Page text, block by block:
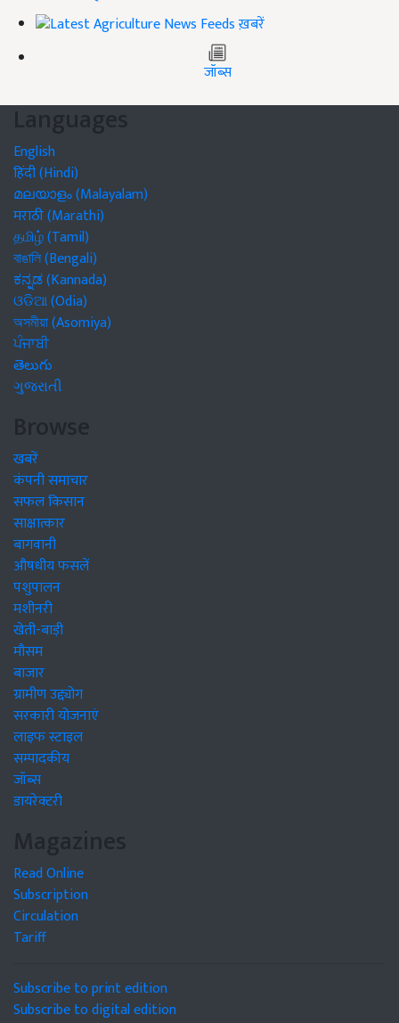
ख़बरें
जॉब्स
Languages
English
हिंदी (Hindi)
മലയാളം (Malayalam)
मराठी (Marathi)
தமிழ் (Tamil)
বাঙালি (Bengali)
ಕನ್ನಡ (Kannada)
ଓଡିଆ (Odia)
অসমীয়া (Asomiya)
ਪੰਜਾਬੀ
తెలుగు
ગુજરાતી
Browse
खबरें
कंपनी समाचार
सफल किसान
साक्षात्कार
बागवानी
औषधीय फसलें
पशुपालन
मशीनरी
खेती-बाड़ी
मौसम
बाजार
ग्रामीण उद्द्योग
सरकारी योजनाएं
लाइफ स्टाइल
सम्पादकीय
जॉब्स
डायरेक्टरी
Magazines
Read Online
Subscription
Circulation
Tariff
Subscribe to print edition
Subscribe to digital edition